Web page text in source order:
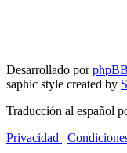
Desarrollado porphpBB
saphic style created by
Traducción al español
Privacidad |